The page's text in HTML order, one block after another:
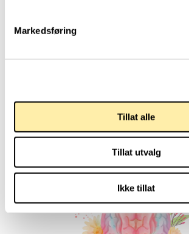
Markedsføring
Tillat alle
Tillat utvalg
Ikke tillat
Aktuelt